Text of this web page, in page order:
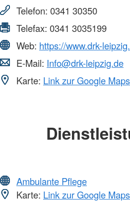
Telefon: 0341 30350
Telefax: 0341 3035199
Web: https://www.drk-
E-Mail: Info@drk-leipzig.de
Karte: Link zur Google
Ambulante Pflege
Karte: Link zur Google